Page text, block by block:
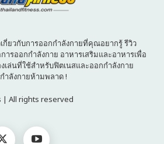
กี่ยวกับการออกกำลังกายที่คุณอยากรู้ รีวิว
รออกกำลังกาย อาหารเสริมและอาหารเพื่อ
ล่นที่ใช้สำหรับฟิตเนสและออกกำลังกาย
ำลังกายห้ามพลาด !
| All rights reserved